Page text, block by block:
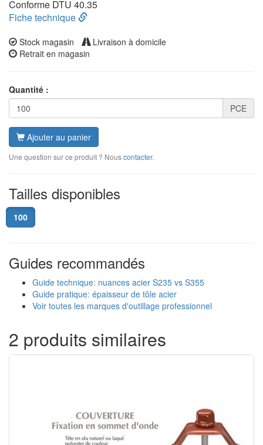
Conforme DTU 40.35
Fiche technique
Stock magasin
Livraison à domicile
Retrait en magasin
Quantité :
PCE
Ajouter au panier
Une question sur ce produit ? Nouscontacter.
Tailles disponibles
100
Guides recommandés
Guide technique: nuances acier S235 vs S355
Guide pratique: épaisseur de tôle acier
Voir toutes les marques d'outillage professionnel
2 produits similaires